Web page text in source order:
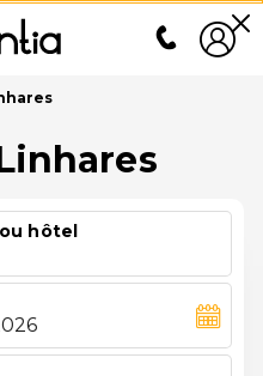
hôtel